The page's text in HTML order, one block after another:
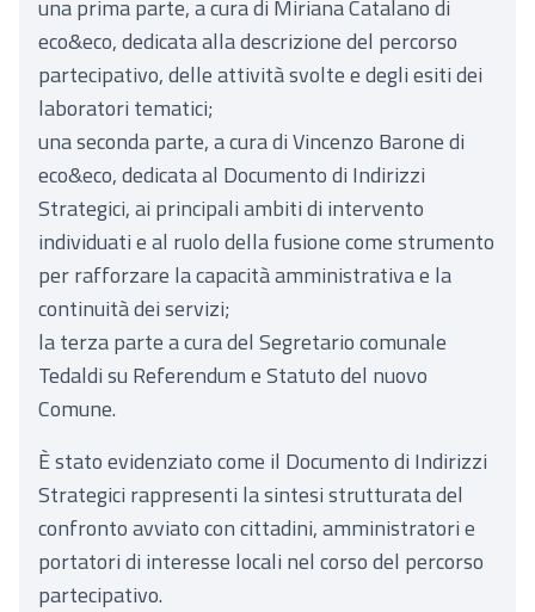
una prima parte, a cura di Miriana Catalano di
eco&eco, dedicata alla descrizione del percorso
partecipativo, delle attività svolte e degli esiti dei
laboratori tematici;
una seconda parte, a cura di Vincenzo Barone di
eco&eco, dedicata al Documento di Indirizzi
Strategici, ai principali ambiti di intervento
individuati e al ruolo della fusione come strumento
per rafforzare la capacità amministrativa e la
continuità dei servizi;
la terza parte a cura del Segretario comunale
Tedaldi su Referendum e Statuto del nuovo
Comune.
È stato evidenziato come il Documento di Indirizzi
Strategici rappresenti la sintesi strutturata del
confronto avviato con cittadini, amministratori e
portatori di interesse locali nel corso del percorso
partecipativo.